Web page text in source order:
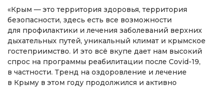
«Крым — это территория здоровья, территория
безопасности, здесь есть все возможности
для профилактики и лечения заболеваний верхних
дыхательных путей, уникальный климат и крымское
гостеприимство. И это всё вкупе дает нам высокий
спрос на программы реабилитации после Covid-19,
в частности. Тренд на оздоровление и лечение
в Крыму в этом году продолжился и активно